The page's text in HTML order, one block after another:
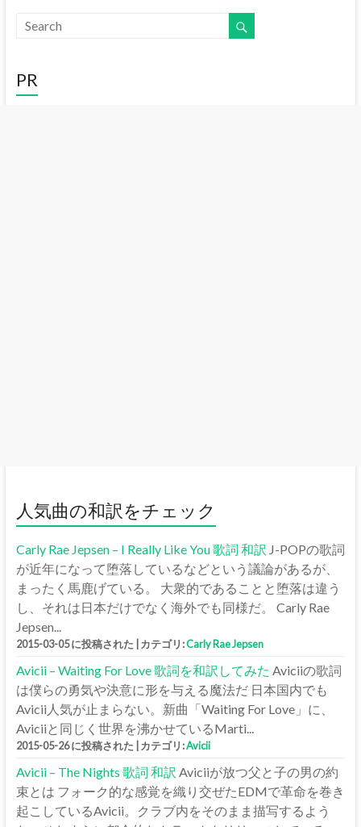
PR
人気曲の和訳をチェック
Carly Rae Jepsen – I Really Like You 歌詞 和訳 J-POPの歌詞
が近年になって堕落しているなどという議論があるが、
まったく馬鹿げている。 大衆的であることと堕落は違う
し、それは日本だけでなく海外でも同様だ。 Carly Rae
Jepsen...
2015-03-05 に投稿された カテゴリ:Carly Rae Jepsen
Avicii – Waiting For Love 歌詞を和訳してみた Aviciiの歌詞
は僕らの勇気や決意に形を与える魔法だ 日本国内でも
Avicii人気が止まらない。新曲「Waiting For Love」に、
Aviciiと同じく世界を沸かせているMarti...
2015-05-26 に投稿された カテゴリ:Avicii
Avicii – The Nights 歌詞 和訳 Aviciiが放つ父と子の男の約
束とは フォーク的な感覚を織り交ぜたEDMで革命を巻き
起こしているAvicii。クラブ内をそのまま描写するよう